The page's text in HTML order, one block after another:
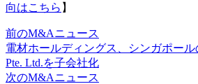
向はこちら 】
前のM&Aニュース
電材ホールディングス、シンガポール
Pte. Ltd.を子会社化
次のM&Aニュース